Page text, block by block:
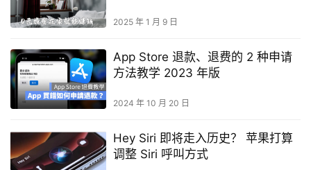
2025 年 1 月 9 日
App Store 退款、退费的 2 种申请
方法教学 2023 年版
2024 年 10 月 20 日
Hey Siri 即将走入历史？ 苹果打算
调整 Siri 呼叫方式